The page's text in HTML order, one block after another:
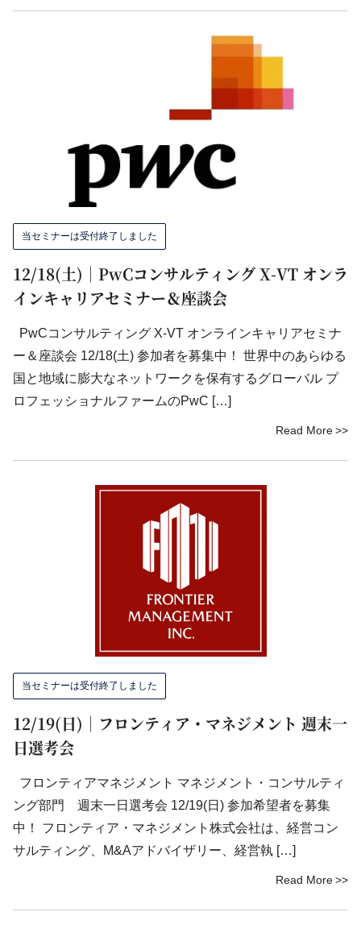
当セミナーは受付終了しました
12/18(土)｜PwCコンサルティング X-VT オンラ
インキャリアセミナー＆座談会
PwCコンサルティング X-VT オンラインキャリアセミナ
ー＆座談会 12/18(土) 参加者を募集中！ 世界中のあらゆる
国と地域に膨大なネットワークを保有するグローバル プ
ロフェッショナルファームのPwC […]
Read More
当セミナーは受付終了しました
12/19(日)｜フロンティア・マネジメント 週末一
日選考会
フロンティアマネジメント マネジメント・コンサルティ
ング部門 週末一日選考会 12/19(日) 参加希望者を募集
中！ フロンティア・マネジメント株式会社は、経営コン
サルティング、M&Aアドバイザリー、経営執 […]
Read More